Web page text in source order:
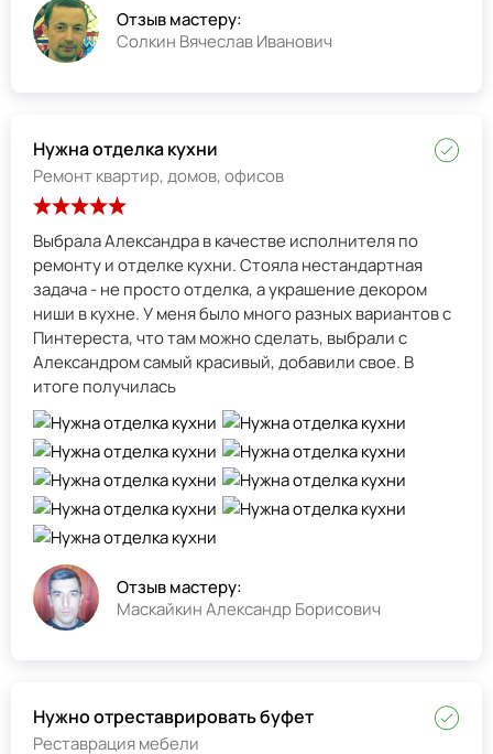
Отзыв мастеру:
Солкин Вячеслав Иванович
Нужна отделка кухни
Ремонт квартир, домов, офисов
Выбрала Александра в качестве исполнителя по
ремонту и отделке кухни. Стояла нестандартная
задача - не просто отделка, а украшение декором
ниши в кухне. У меня было много разных вариантов с
Пинтереста, что там можно сделать, выбрали с
Александром самый красивый, добавили свое. В
итоге получилась
Отзыв мастеру:
Маскайкин Александр Борисович
Нужно отреставрировать буфет
Реставрация мебели